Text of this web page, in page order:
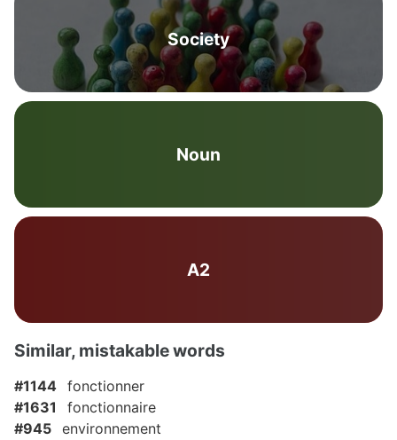
Society
Noun
A2
Similar, mistakable words
#1144 fonctionner
#1631
fonctionnaire
#945 environnement